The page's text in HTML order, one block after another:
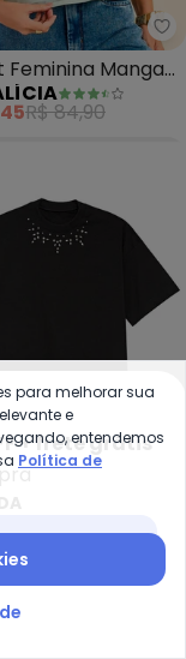
Manga Curta
Feminina Manga
R$ 84,90
Peaches
com Pedraria
R$ 129,00
+ frete grátis
para melhorar sua
e
entendemos
Política de